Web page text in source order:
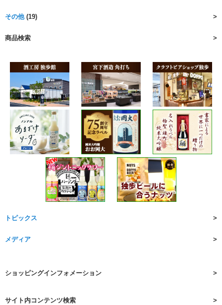
その他(19)
商品検索
トピックス
メディア
ショッピングインフォメーション
サイト内コンテンツ検索